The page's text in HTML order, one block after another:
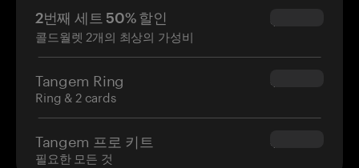
2번째 세트 50% 할인
콜드월렛 2개의 최상의 가성비
$34.95
Tangem Ring
Ring & 2 cards
$160.00
Tangem 프로 키트
필요한 모든 것
$180.00